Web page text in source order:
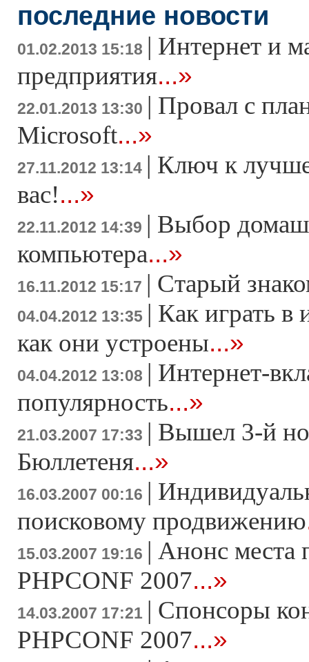
последние новости
01.02.2013 15:18 | Интернет и
предприятия...»
22.01.2013 13:30 | Провал с
Microsoft...»
27.11.2012 13:14 | Ключ к
вас!...»
22.11.2012 14:39 | Выбор
компьютера...»
16.11.2012 15:17 | Старый
04.04.2012 13:35 | Как играть в
как они устроены...»
04.04.2012 13:08 | Интернет-
популярность...»
21.03.2007 17:33 | Вышел 3-й
Бюллетеня...»
16.03.2007 00:16 |
поисковому продвижению
15.03.2007 19:16 | Анонс места
PHPCONF 2007...»
14.03.2007 17:21 | Спонсоры
PHPCONF 2007...»